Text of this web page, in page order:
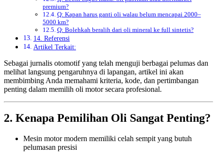
premium?
Q: Kapan harus ganti oli walau belum mencapai 2000–
5000 km?
Q: Bolehkah beralih dari oli mineral ke full sintetis?
14. Referensi
Artikel Terkait:
Sebagai jurnalis otomotif yang telah menguji berbagai pelumas dan
melihat langsung pengaruhnya di lapangan, artikel ini akan
membimbing Anda memahami kriteria, kode, dan pertimbangan
penting dalam memilih oli motor secara profesional.
2. Kenapa Pemilihan Oli Sangat Penting?
Mesin motor modern memiliki celah sempit yang butuh
pelumasan presisi